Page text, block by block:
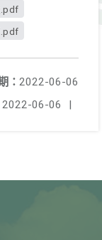
： 2022-06-06
2022-06-06 |